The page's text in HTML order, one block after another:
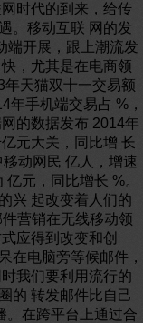
时代的到来，给传
。移动互联 网的发
端开展，跟上潮流发
，尤其是在电商领
天猫双十一交易额
年手机端交易占 %，
的数据发布 2014年
元大关，同比增 长
动网民 亿人，增速
元，同比增长 %。
兴 起改变着人们的
营销在无线移动领
应得到改变和创
在电脑旁等候邮件，
我们要利用流行的
的 转发邮件比自己
。在跨平台上通过合